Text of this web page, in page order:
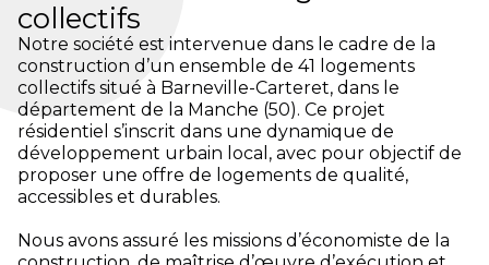
collectifs
Notre société est intervenue dans le cadre de la
construction d’un ensemble de 41 logements
collectifs situé à Barneville-Carteret, dans le
département de la Manche (50). Ce projet
résidentiel s’inscrit dans une dynamique de
développement urbain local, avec pour objectif de
proposer une offre de logements de qualité,
accessibles et durables.
Nous avons assuré les missions d’économiste de la